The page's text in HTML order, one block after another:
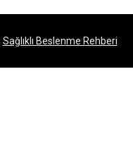
Sağlıklı Beslenme Rehberi